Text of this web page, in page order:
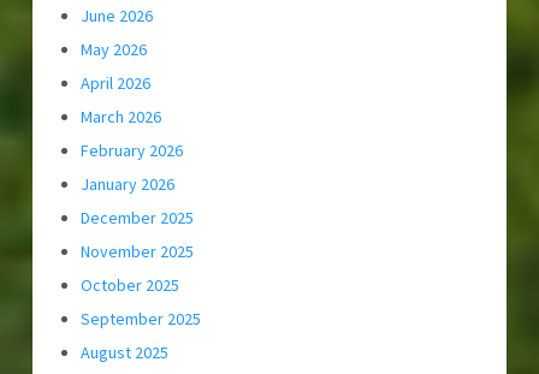
June 2026
May 2026
April 2026
March 2026
February 2026
January 2026
December 2025
November 2025
October 2025
September 2025
August 2025